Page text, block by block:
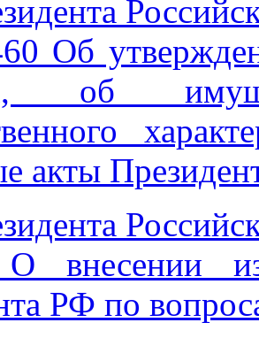
Об
об
акты
внесении
РФ по